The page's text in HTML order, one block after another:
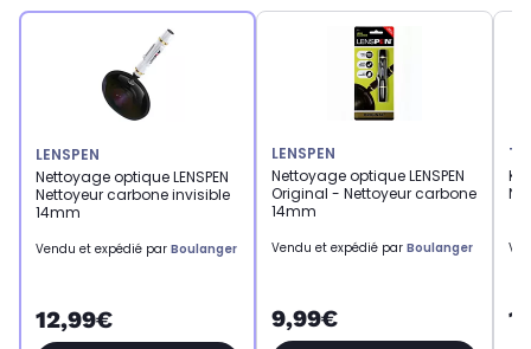
LENSPEN
Nettoyage optique LENSPEN
Nettoyeur carbone invisible
14mm
Vendu et expédié par Boulanger
12,99€
LENSPEN
Nettoyage optique LENSPEN
Original - Nettoyeur carbone
14mm
Vendu et expédié par Boulanger
9,99€
Kit